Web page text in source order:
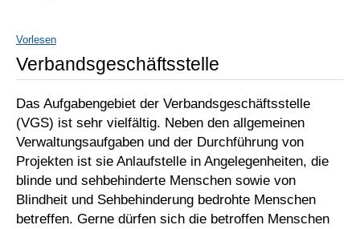
Vorlesen
Verbandsgeschäftsstelle
Das Aufgabengebiet der Verbandsgeschäftsstelle
(VGS) ist sehr vielfältig. Neben den allgemeinen
Verwaltungsaufgaben und der Durchführung von
Projekten ist sie Anlaufstelle in Angelegenheiten, die
blinde und sehbehinderte Menschen sowie von
Blindheit und Sehbehinderung bedrohte Menschen
betreffen. Gerne dürfen sich die betroffen Menschen